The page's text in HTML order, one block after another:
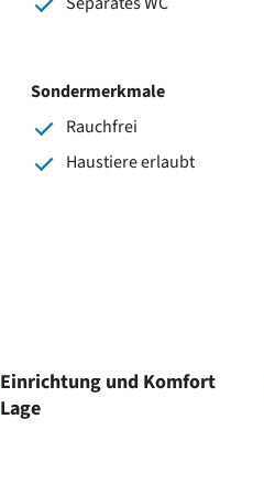
Sondermerkmale
Rauchfrei
Haustiere erlaubt
Einrichtung und Komfort
Lage